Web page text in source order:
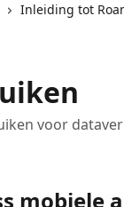
Inleiding tot
voor
mobiele